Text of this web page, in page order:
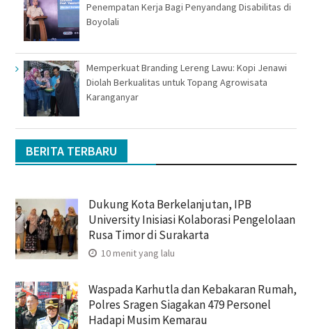
Penempatan Kerja Bagi Penyandang Disabilitas di
Boyolali
Memperkuat Branding Lereng Lawu: Kopi Jenawi
Diolah Berkualitas untuk Topang Agrowisata
Karanganyar
BERITA TERBARU
Dukung Kota Berkelanjutan, IPB
University Inisiasi Kolaborasi Pengelolaan
Rusa Timor di Surakarta
10 menit yang lalu
Waspada Karhutla dan Kebakaran Rumah,
Polres Sragen Siagakan 479 Personel
Hadapi Musim Kemarau